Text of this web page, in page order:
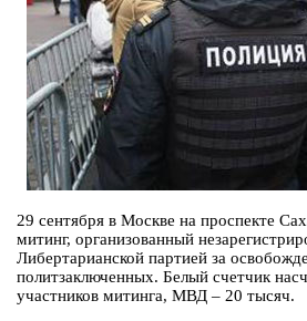
29 сентября в Москве на проспекте
митинг, организованный
Либертарианской партией за
политзаключенных. Белый счетчик
участников митинга, МВД – 20 тысяч.